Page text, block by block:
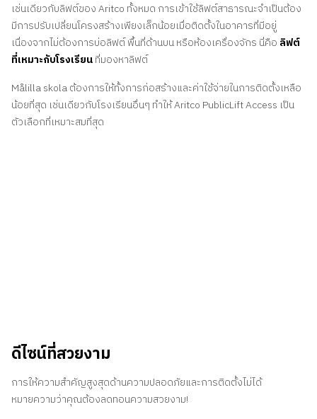
เช่นเดียวกับลิฟต์ของ Aritco ทั้งหมด การเข้าใช้ลิฟต์สาธารณะจำเป็นต้อง
มีการปรับเปลี่ยนโครงสร้างเพียงเล็กน้อยเมื่อติดตั้งในอาคารที่มีอยู่
เนื่องจากไม่ต้องการบ่อลิฟต์ พื้นที่ด้านบน หรือห้องเครื่องจักร นี่คือ ลิฟต์
ที่เหมาะกับโรงเรียนที่มองหาลิฟต์
Målilla skola ต้องการให้ทั้งการก่อสร้างและค่าใช้จ่ายในการติดตั้งเหลือ
น้อยที่สุด เช่นเดียวกับโรงเรียนอื่นๆ ทำให้ Aritco PublicLift Access เป็น
ตัวเลือกที่เหมาะสมที่สุด
ดีไซน์ที่สวยงาม
การให้ความสำคัญสูงสุดด้านความปลอดภัยและการติดตั้งไม่ได้
หมายความว่าคุณต้องลดทอนความสวยงาม!